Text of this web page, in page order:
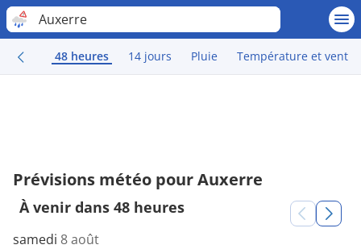
Auxerre
48 heures 14 jours Pluie Température et vent
Prévisions météo pour Auxerre
À venir dans 48 heures
samedi 8 août